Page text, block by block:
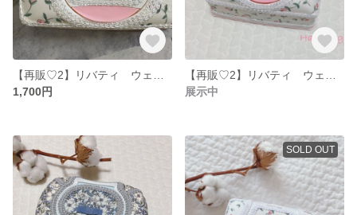
1,700円
展示中
SOLD OUT